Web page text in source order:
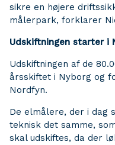
sikre en højere
målerpark, forklarer
Udskiftningen starter i
Udskiftningen af de
årsskiftet i Nyborg og
Nordfyn.
De elmålere, der i dag
teknisk det samme,
skal udskiftes, da der